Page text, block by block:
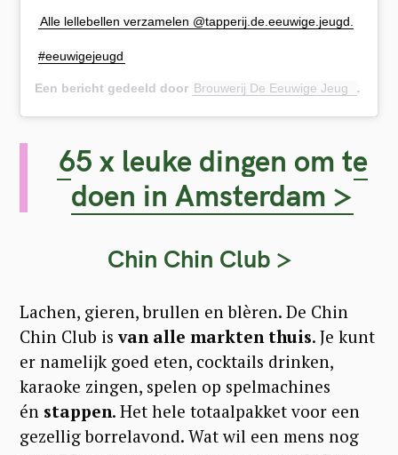
Alle lellebellen verzamelen @tapperij.de.eeuwige.jeugd.
#eeuwigejeugd
Een bericht gedeeld door Brouwerij De Eeuwige Jeugd
65 x leuke dingen om te
doen in Amsterdam >
Chin Chin Club >
Lachen, gieren, brullen en blèren. De Chin
Chin Club isvan alle markten thuis. Je kunt
er namelijk goed eten, cocktails drinken,
karaoke zingen, spelen op spelmachines
én stappen. Het hele totaalpakket voor een
gezellig borrelavond. Wat wil een mens nog